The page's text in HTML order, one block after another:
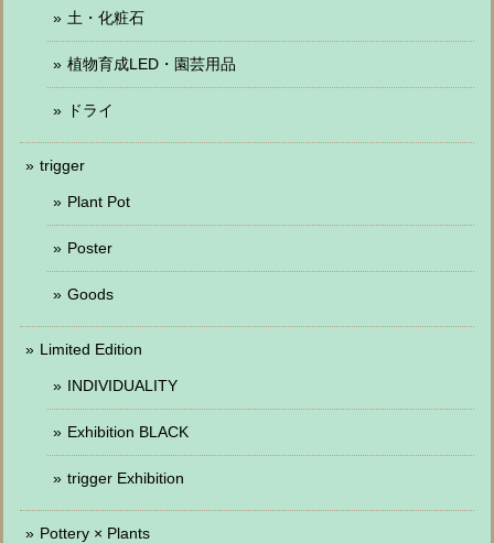
土・化粧石
植物育成LED・園芸用品
ドライ
trigger
Plant Pot
Poster
Goods
Limited Edition
INDIVIDUALITY
Exhibition BLACK
trigger Exhibition
Pottery × Plants